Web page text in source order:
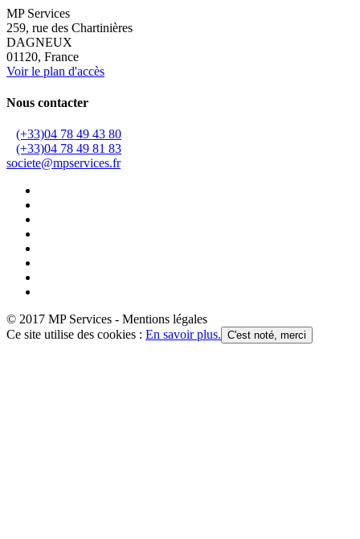
MP Services
259, rue des Chartinières
DAGNEUX
01120, France
Voir le plan d'accès
Nous contacter
(+33)04 78 49 43 80
(+33)04 78 49 81 83
societe@mpservices.fr
© 2017 MP Services - Mentions légales
Ce site utilise des cookies : En savoir plus. C'est noté, merci